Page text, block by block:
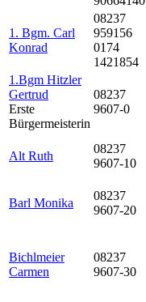
1. Bgm. Carl
Konrad
08237
959156
0174
1421854
1.Bgm Hitzler
Gertrud
Erste
Bürgermeisterin
08237
9607-0
Alt Ruth
08237
9607-10
Barl Monika
08237
9607-20
Bichlmeier
Carmen
08237
9607-30